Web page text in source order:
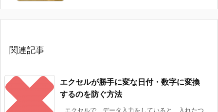
関連記事
エクセルが勝手に変な日付・数字に変換
するのを防ぐ方法
エクセルで、データ入力をしていると、入れたつ